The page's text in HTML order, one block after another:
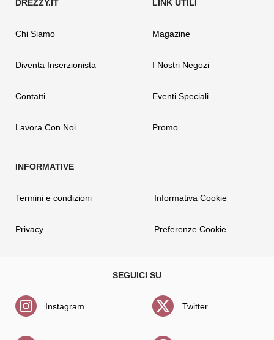
Chi Siamo
Diventa Inserzionista
Contatti
Lavora Con Noi
Magazine
I Nostri Negozi
Eventi Speciali
Promo
Termini e condizioni
Privacy
Informativa Cookie
Preferenze Cookie
Instagram Twitter